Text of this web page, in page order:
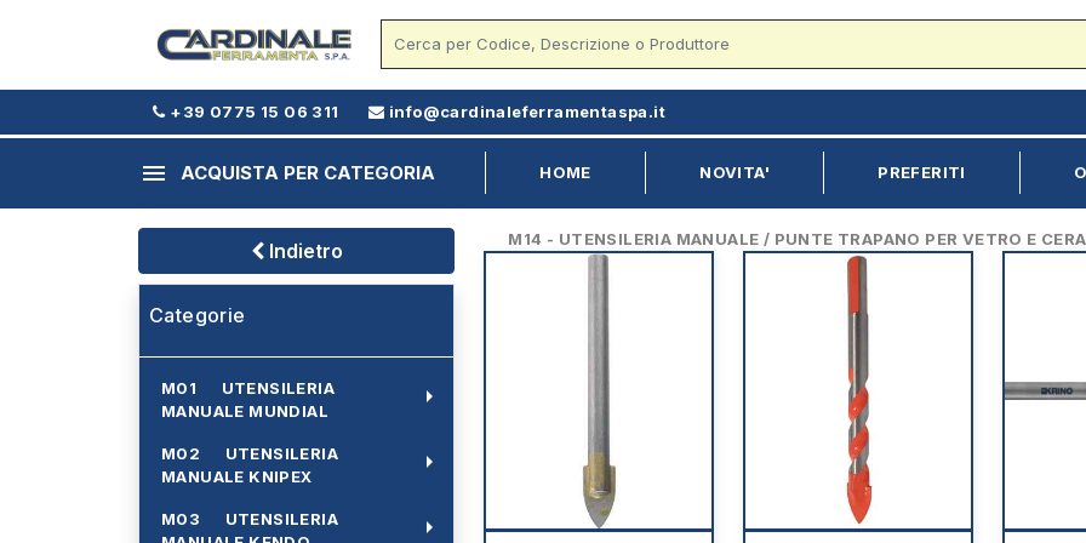
+39 0775 15 06 311 info@cardinaleferramentaspa.it
menu ACQUISTA PER CATEGORIA HOME NOVITA' PREFERITI
Indietro
Categorie
M01 UTENSILERIA
MANUALE MUNDIAL
arrow_right
M02 UTENSILERIA
MANUALE KNIPEX
arrow_right
M03 UTENSILERIA
arrow_right
M14 - UTENSILERIA MANUALE / PUNTE TRAPANO PER VETRO E